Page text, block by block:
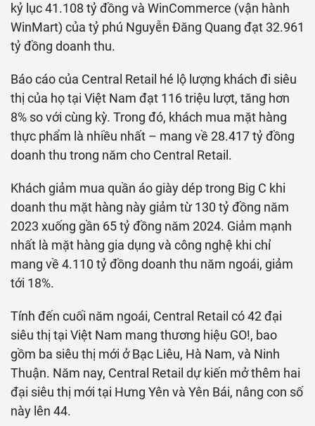
kỷ lục 41.108 tỷ đồng và WinCommerce (vận hành
WinMart) của tỷ phú Nguyễn Đăng Quang đạt 32.961
tỷ đồng doanh thu.
Báo cáo của Central Retail hé lộ lượng khách đi siêu
thị của họ tại Việt Nam đạt 116 triệu lượt, tăng hơn
8% so với cùng kỳ. Trong đó, khách mua mặt hàng
thực phẩm là nhiều nhất – mang về 28.417 tỷ đồng
doanh thu trong năm cho Central Retail.
Khách giảm mua quần áo giày dép trong Big C khi
doanh thu mặt hàng này giảm từ 130 tỷ đồng năm
2023 xuống gần 65 tỷ đồng năm 2024. Giảm mạnh
nhất là mặt hàng gia dụng và công nghệ khi chỉ
mang về 4.110 tỷ đồng doanh thu năm ngoái, giảm
tới 18%.
Tính đến cuối năm ngoái, Central Retail có 42 đại
siêu thị tại Việt Nam mang thương hiệu GO!, bao
gồm ba siêu thị mới ở Bạc Liêu, Hà Nam, và Ninh
Thuận. Năm nay, Central Retail dự kiến mở thêm hai
đại siêu thị mới tại Hưng Yên và Yên Bái, nâng con số
này lên 44.